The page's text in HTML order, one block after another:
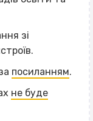
зі
посиланням.
не буде